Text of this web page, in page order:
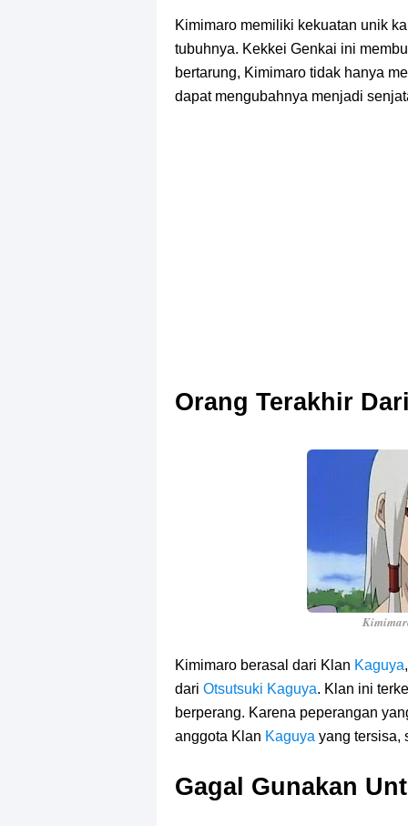
Kimimaro memiliki kekuatan unik
tubuhnya. Kekkei Genkai ini
bertarung, Kimimaro tidak hanya
dapat mengubahnya menjadi
Orang Terakhir
Kimimaro berasal dari Klan Kaguya
dari Otsutsuki Kaguya. Klan ini
berperang. Karena peperangan
anggota Klan Kaguya yang tersisa,
Gagal Gunakan